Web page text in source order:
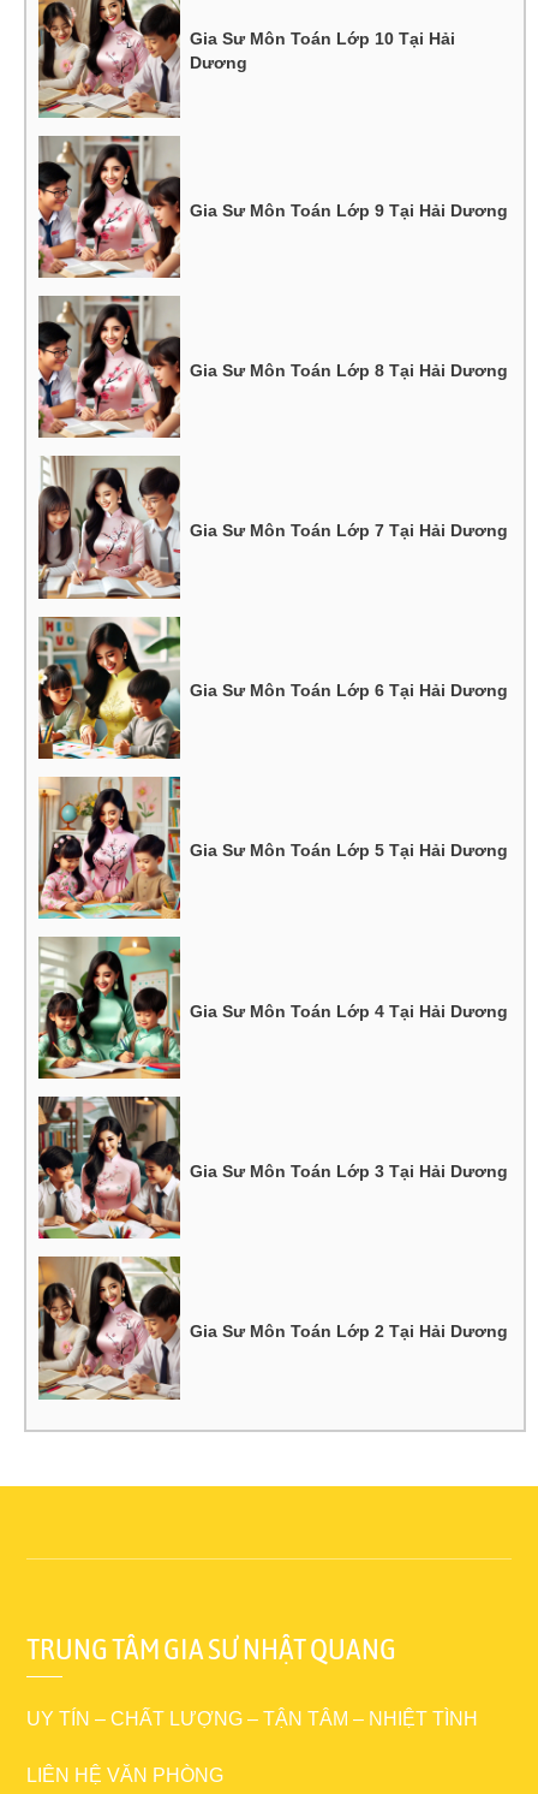
Gia Sư Môn Toán Lớp 10 Tại Hải
Dương
Gia Sư Môn Toán Lớp 9 Tại Hải Dương
Gia Sư Môn Toán Lớp 8 Tại Hải Dương
Gia Sư Môn Toán Lớp 7 Tại Hải Dương
Gia Sư Môn Toán Lớp 6 Tại Hải Dương
Gia Sư Môn Toán Lớp 5 Tại Hải Dương
Gia Sư Môn Toán Lớp 4 Tại Hải Dương
Gia Sư Môn Toán Lớp 3 Tại Hải Dương
Gia Sư Môn Toán Lớp 2 Tại Hải Dương
TRUNG TÂM GIA SƯ NHẬT QUANG
UY TÍN – CHẤT LƯỢNG – TẬN TÂM – NHIỆT TÌNH
LIÊN HỆ VĂN PHÒNG